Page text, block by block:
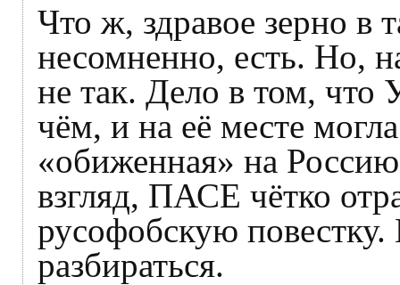
Что ж, здравое зерно в
несомненно, есть. Но,
не так. Дело в том, что
чём, и на её месте
«обиженная» на
взгляд, ПАСЕ чётко
русофобскую
разбираться.